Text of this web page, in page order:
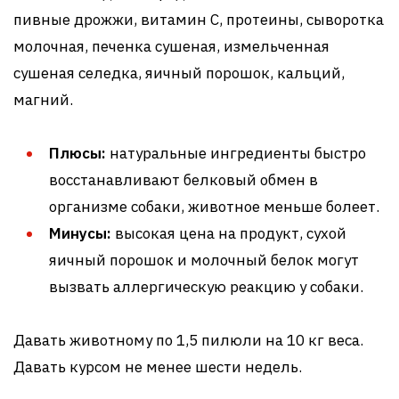
пивные дрожжи, витамин С, протеины, сыворотка
молочная, печенка сушеная, измельченная
сушеная селедка, яичный порошок, кальций,
магний.
Плюсы: натуральные ингредиенты быстро
восстанавливают белковый обмен в
организме собаки, животное меньше болеет.
Минусы: высокая цена на продукт, сухой
яичный порошок и молочный белок могут
вызвать аллергическую реакцию у собаки.
Давать животному по 1,5 пилюли на 10 кг веса.
Давать курсом не менее шести недель.